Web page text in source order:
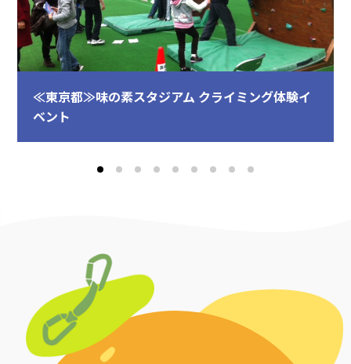
≪東京都≫味の素スタジアム クライミング体験イ
ベント